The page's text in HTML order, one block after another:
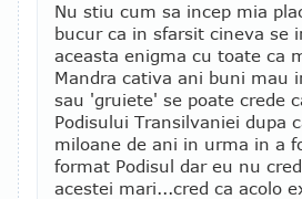
Nu stiu cum sa incep mia
bucur ca in sfarsit cineva se
aceasta enigma cu toate ca
Mandra cativa ani buni mau
sau 'gruiete' se poate crede
Podisului Transilvaniei dupa
miloane de ani in urma in a
format Podisul dar eu nu
acestei mari...cred ca acolo